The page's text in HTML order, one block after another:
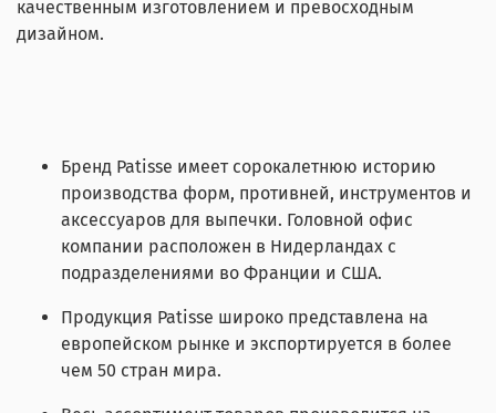
качественным изготовлением и превосходным
дизайном.
Бренд Patisse имеет сорокалетнюю историю
производства форм, противней, инструментов и
аксессуаров для выпечки. Головной офис
компании расположен в Нидерландах с
подразделениями во Франции и США.
Продукция Patisse широко представлена на
европейском рынке и экспортируется в более
чем 50 стран мира.